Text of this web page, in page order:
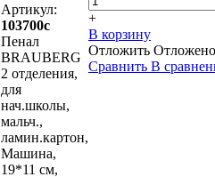
Артикул:
103700с
Пенал
BRAUBERG
2 отделения,
для
нач.школы,
мальч.,
ламин.картон,
Машина,
19*11 см,
+
В корзину
Отложить Отложено
Сравнить В